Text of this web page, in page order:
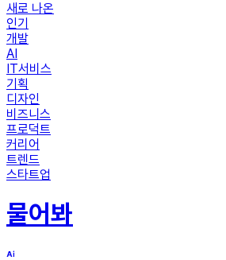
새로 나온
인기
개발
AI
IT서비스
기획
디자인
비즈니스
프로덕트
커리어
트렌드
스타트업
물어봐